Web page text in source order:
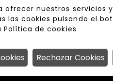
ofrecer nuestros servicios
cookies pulsando el
Política de cookies
Rechazar Cookies